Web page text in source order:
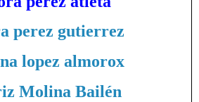
perez gutierrez
lopez almorox
Molina Bailén